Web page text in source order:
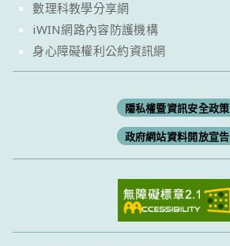
數理科教學分享網
iWIN網路內容防護機構
身心障礙權利公約資訊網
隱私權暨資訊安全政策
政府網站資料開放宣告